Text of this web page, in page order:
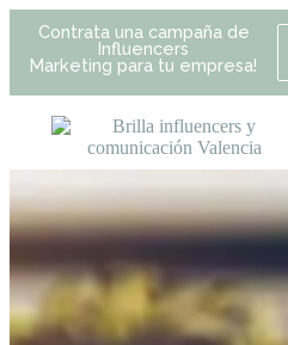
Contrata una campaña de
Influencers
Marketing para tu empresa!